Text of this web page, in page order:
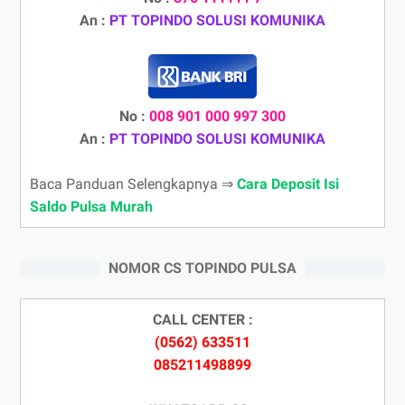
An : PT TOPINDO SOLUSI KOMUNIKA
No : 008 901 000 997 300
An : PT TOPINDO SOLUSI KOMUNIKA
Baca Panduan Selengkapnya ⇒ Cara Deposit Isi
Saldo Pulsa Murah
NOMOR CS TOPINDO PULSA
CALL CENTER :
(0562) 633511
085211498899